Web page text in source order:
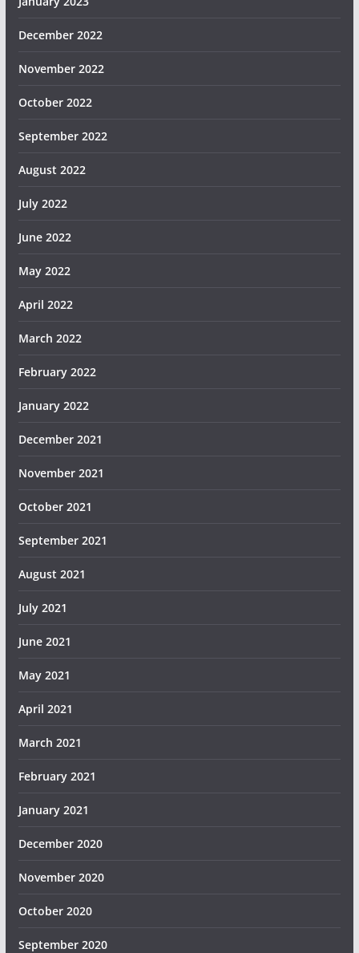
December 2022
November 2022
October 2022
September 2022
August 2022
July 2022
June 2022
May 2022
April 2022
March 2022
February 2022
January 2022
December 2021
November 2021
October 2021
September 2021
August 2021
July 2021
June 2021
May 2021
April 2021
March 2021
February 2021
January 2021
December 2020
November 2020
October 2020
September 2020